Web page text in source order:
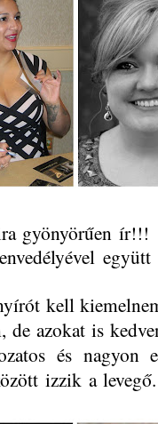
gyönyörűen ír!!!
kell
de azokat is
és
izzik a